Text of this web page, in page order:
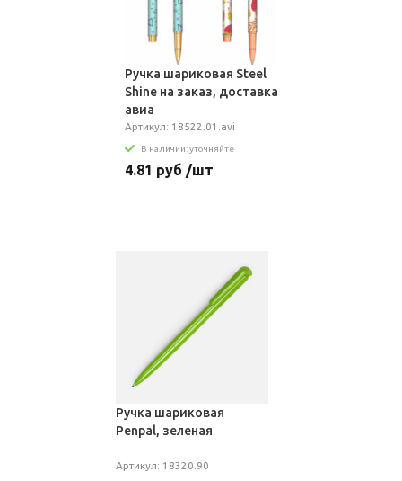
Ручка шариковая Steel
Shine на заказ, доставка
авиа
Артикул: 18522.01.avi
В наличии: уточняйте
4.81 руб /шт
Ручка шариковая
Penpal, зеленая
Артикул: 18320.90